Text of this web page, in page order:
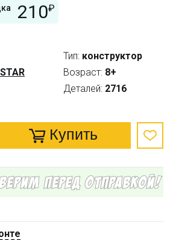
210₽
Тип: конструктор
Возраст: 8+
Деталей: 2716
Купить